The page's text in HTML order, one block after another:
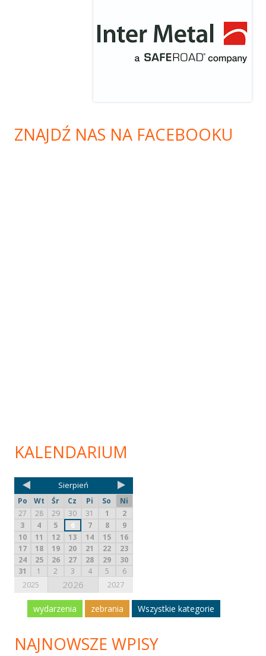
ZNAJDŹ NAS NA FACEBOOKU
KALENDARIUM
Sierpień
Po Wt Śr Cz Pi So
Ni
27
28 29 30 31 1
2
3
4 5 6 7 8
9
10
11 12 13 14 15
16
17
18 19 20 21 22
23
24
25 26 27 28 29
30
31
1 2 3 4 5 6
2025 2026 2027
wydarzenia zebrania Wszystkie kategorie
NAJNOWSZE WPISY